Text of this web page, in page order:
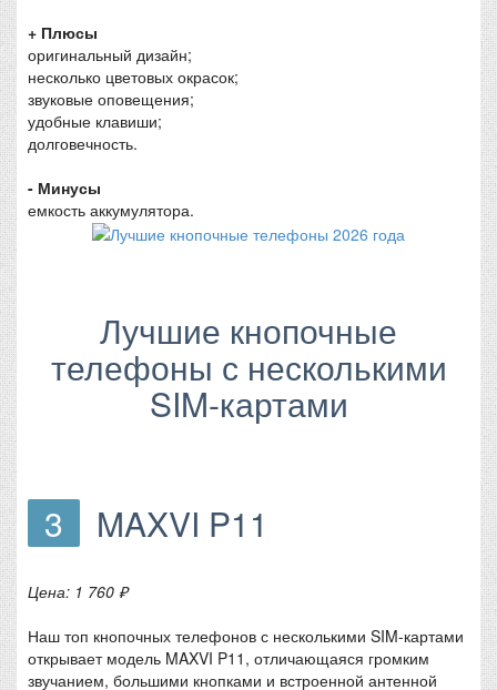
+ Плюсы
оригинальный дизайн;
несколько цветовых окрасок;
звуковые оповещения;
удобные клавиши;
долговечность.
- Минусы
емкость аккумулятора.
Лучшие кнопочные
телефоны с несколькими
SIM-картами
3 MAXVI P11
Цена: 1 760 ₽
Наш топ кнопочных телефонов с несколькими SIM-картами
открывает модель MAXVI P11, отличающаяся громким
звучанием, большими кнопками и встроенной антенной